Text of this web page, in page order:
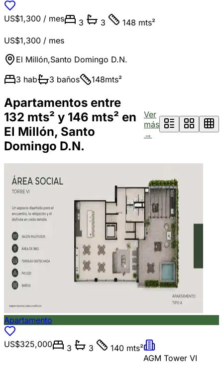
US$1,300 / mes 3 3
148 mts²
US$1,300 / mes
El Millón,Santo Domingo D.N.
3 hab 3 baños 148mts²
Apartamentos entre
132 mts² y 146 mts² en
El Millón, Santo
Domingo D.N.
Ver
más
→
Apartamento
US$325,000 3 3
140 mts²
AGM Tower VI